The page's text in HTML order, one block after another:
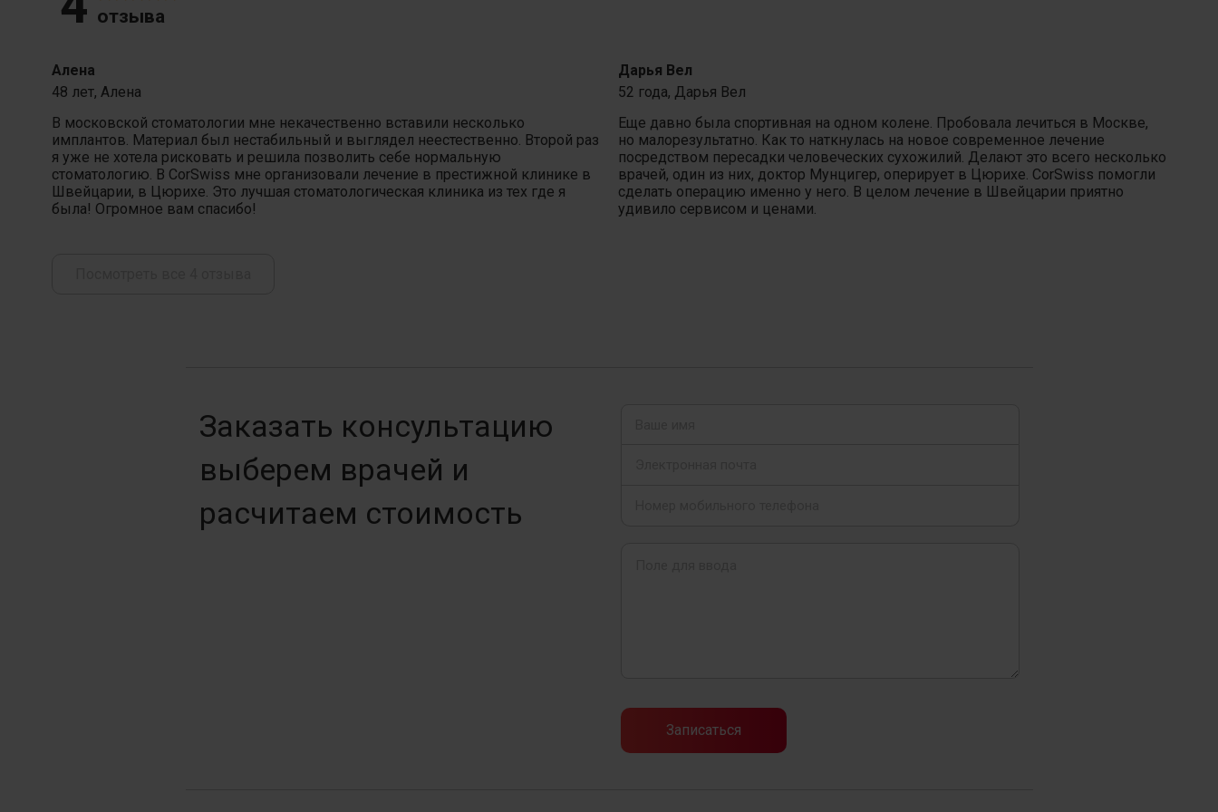
отзыва
Алена
48 лет, Алена
В московской стоматологии мне некачественно вставили несколько
имплантов. Материал был нестабильный и выглядел неестественно. Второй раз
я уже не хотела рисковать и решила позволить себе нормальную
стоматологию. В CorSwiss мне организовали лечение в престижной клинике в
Швейцарии, в Цюрихе. Это лучшая стоматологическая клиника из тех где я
была! Огромное вам спасибо!
Дарья Вел
52 года, Дарья Вел
Еще давно была спортивная на одном колене. Пробовала лечиться в Москве,
но малорезультатно. Как то наткнулась на новое современное лечение
посредством пересадки человеческих сухожилий. Делают это всего несколько
врачей, один из них, доктор Мунцигер, оперирует в Цюрихе. CorSwiss помогли
сделать операцию именно у него. В целом лечение в Швейцарии приятно
удивило сервисом и ценами.
Заказать консультацию
выберем врачей и
расчитаем стоимость